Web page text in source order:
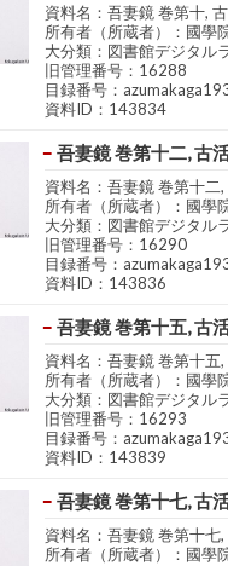
資料名：吾妻鏡 巻第十,
所有者（所蔵者）：國學
大分類：図書館デジタル
旧管理番号：16288
目録番号：
資料ID：143834
吾妻鏡 巻第十二, 古
資料名：吾妻鏡 巻第十二
所有者（所蔵者）：國學
大分類：図書館デジタル
旧管理番号：16290
目録番号：
資料ID：143836
吾妻鏡 巻第十五, 古
資料名：吾妻鏡 巻第十五
所有者（所蔵者）：國學
大分類：図書館デジタル
旧管理番号：16293
目録番号：
資料ID：143839
吾妻鏡 巻第十七, 古
資料名：吾妻鏡 巻第十七
所有者（所蔵者）：國學